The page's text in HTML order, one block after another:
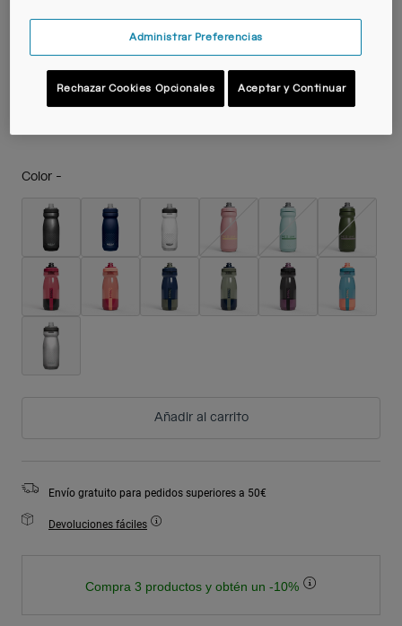
Bidón Podium® de 620ml
N.º de artículo38117
Price reduced from
to
Color -
Añadir al carrito
Envío gratuito para pedidos superiores a 50€
Devoluciones fáciles
Compra 3 productos y obtén un -10%
Administrar Preferencias
Rechazar Cookies Opcionales Aceptar y Continuar